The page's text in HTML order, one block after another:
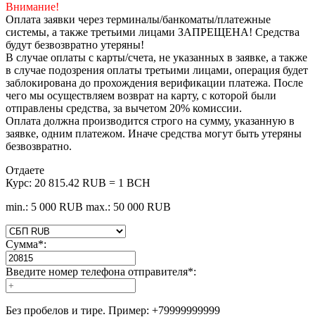
Внимание!
Оплата заявки через терминалы/банкоматы/платежные
системы, а также третьими лицами ЗАПРЕЩЕНА! Средства
будут безвозвратно утеряны!
В случае оплаты с карты/счета, не указанных в заявке, а также
в случае подозрения оплаты третьими лицами, операция будет
заблокирована до прохождения верификации платежа. После
чего мы осуществляем возврат на карту, с которой были
отправлены средства, за вычетом 20% комиссии.
Оплата должна производится строго на сумму, указанную в
заявке, одним платежом. Иначе средства могут быть утеряны
безвозвратно.
Отдаете
Курс: 20 815.42 RUB = 1 BCH
min.: 5 000 RUB max.: 50 000 RUB
Сумма*:
Введите номер телефона отправителя*:
Без пробелов и тире. Пример: +79999999999